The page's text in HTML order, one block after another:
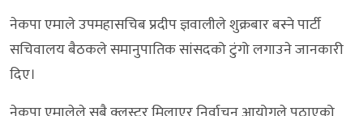
नेकपा एमाले उपमहासचिब प्रदीप ज्ञवालीले शुक्रबार बस्ने पार्टी
सचिवालय बैठकले समानुपातिक सांसदको टुंगो लगाउने जानकारी
दिए।